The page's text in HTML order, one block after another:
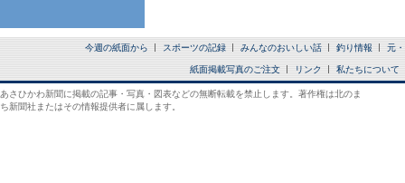
今週の紙面から スポーツの記録 みんなのおいしい話 釣り情報 元
紙面掲載写真のご注文 リンク 私たちについて
あさひかわ新聞に掲載の記事・写真・図表などの無断転載を禁止します。著作権は北のま
ち新聞社またはその情報提供者に属します。